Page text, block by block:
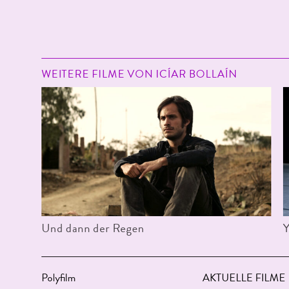
WEITERE FILME VON ICÍAR BOLLAÍN
Und dann der Regen
Polyfilm
AKTUELLE FILME